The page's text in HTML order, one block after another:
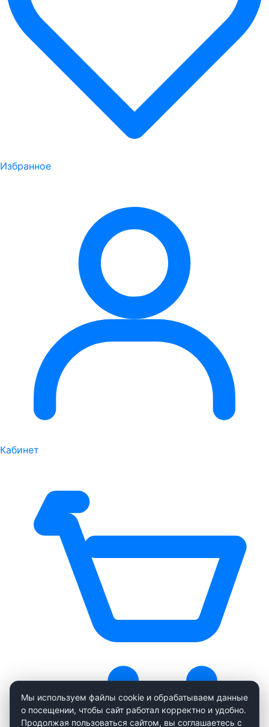
Мы используем файлы cookie и обрабатываем данные
о посещении, чтобы сайт работал корректно и удобно.
Продолжая пользоваться сайтом, вы соглашаетесь с
Избранное
Кабинет